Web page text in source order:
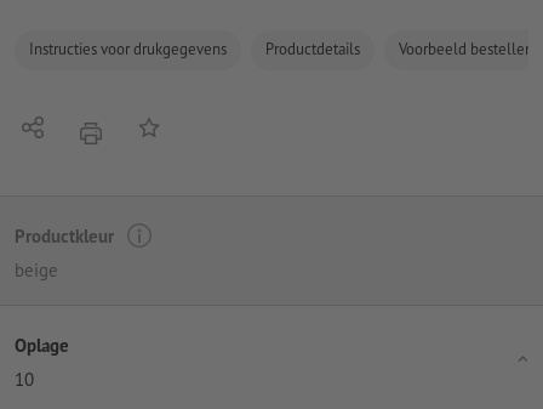
Instructies voor drukgegevens Productdetails Voorbeeld bestellen
Delen afdrukkenOp de lijst
Productkleur
beige
Oplage
10